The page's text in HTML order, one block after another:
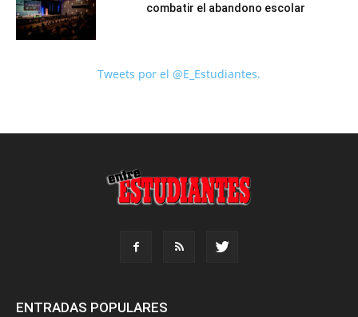
combatir el abandono escolar
Tweets por el @E_Estudiantes.
ENTRADAS POPULARES